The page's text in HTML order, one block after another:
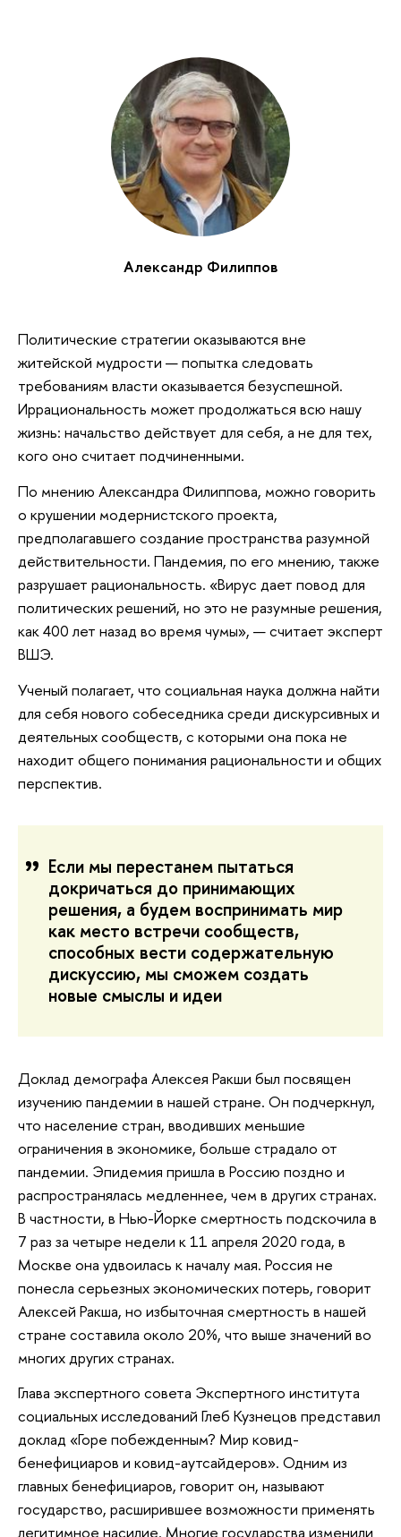
Александр Филиппов
Политические стратегии оказываются вне
житейской мудрости — попытка следовать
требованиям власти оказывается безуспешной.
Иррациональность может продолжаться всю нашу
жизнь: начальство действует для себя, а не для тех,
кого оно считает подчиненными.
По мнению Александра Филиппова, можно говорить
о крушении модернистского проекта,
предполагавшего создание пространства разумной
действительности. Пандемия, по его мнению, также
разрушает рациональность. «Вирус дает повод для
политических решений, но это не разумные решения,
как 400 лет назад во время чумы», — считает эксперт
ВШЭ.
Ученый полагает, что социальная наука должна найти
для себя нового собеседника среди дискурсивных и
деятельных сообществ, с которыми она пока не
находит общего понимания рациональности и общих
перспектив.
Если мы перестанем пытаться
докричаться до принимающих
решения, а будем воспринимать мир
как место встречи сообществ,
способных вести содержательную
дискуссию, мы сможем создать
новые смыслы и идеи
Доклад демографа Алексея Ракши был посвящен
изучению пандемии в нашей стране. Он подчеркнул,
что население стран, вводивших меньшие
ограничения в экономике, больше страдало от
пандемии. Эпидемия пришла в Россию поздно и
распространялась медленнее, чем в других странах.
В частности, в Нью-Йорке смертность подскочила в
7 раз за четыре недели к 11 апреля 2020 года, в
Москве она удвоилась к началу мая. Россия не
понесла серьезных экономических потерь, говорит
Алексей Ракша, но избыточная смертность в нашей
стране составила около 20%, что выше значений во
многих других странах.
Глава экспертного совета Экспертного института
социальных исследований Глеб Кузнецов представил
доклад «Горе побежденным? Мир ковид-
бенефициаров и ковид-аутсайдеров». Одним из
главных бенефициаров, говорит он, называют
государство, расширившее возможности применять
легитимное насилие. Многие государства изменили